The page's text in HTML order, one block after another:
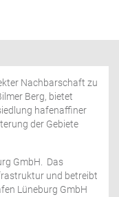
Nachbarschaft zu
Berg, bietet
hafenaffiner
der Gebiete
GmbH. Das
und betreibt
Lüneburg GmbH